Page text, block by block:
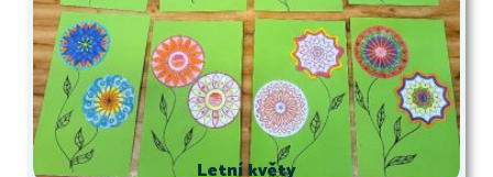
Letní květy